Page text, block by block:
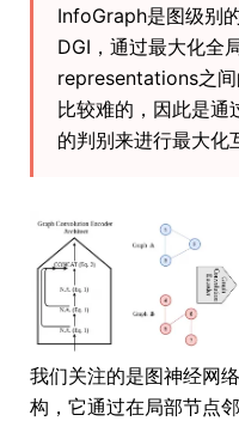
InfoGraph是图级别
DGI，通过最大化全
representations之
比较难的，因此是通
的判别来进行最大化
我们关注的是图神经网
构，它通过在局部节点